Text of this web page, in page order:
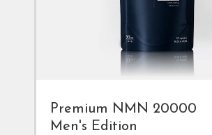
Premium NMN 20000
Men's Edition